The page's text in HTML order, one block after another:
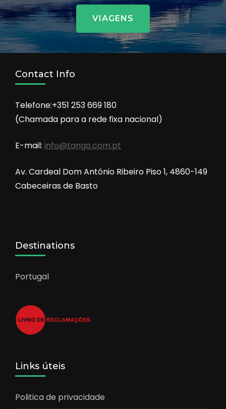
VIAGENS
Contact Info
Telefone:+351 253 669 180
(Chamada para a rede fixa nacional)
E-mail: info@tango.com.pt
Av. Cardeal Dom António Ribeiro Piso 1, 4860-149
Cabeceiras de Basto
Destinations
Portugal
Links úteis
Politica de privacidade